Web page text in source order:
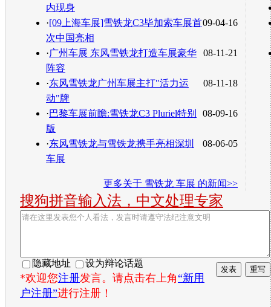
内现身
09-04-16
·[09上海车展]雪铁龙C3毕加索车展首
次中国亮相
08-11-21
·广州车展 东风雪铁龙打造车展豪华
阵容
08-11-18
·东风雪铁龙广州车展主打"活力运
动"牌
08-09-16
·巴黎车展前瞻:雪铁龙C3 Pluriel特别
版
08-06-05
·东风雪铁龙与雪铁龙携手亮相深圳
车展
更多关于 雪铁龙 车展 的新闻>>
搜狗拼音输入法，中文处理专家
隐藏地址 设为辩论话题
*欢迎您注册发言。请点击右上角“新用
户注册”进行注册！